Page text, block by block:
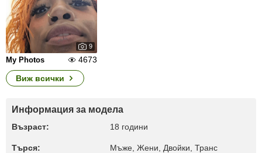
9
My Photos
4673
Виж всички
Информация за модела
Възраст: 18 години
Търся: Мъже, Жени, Двойки, Транс